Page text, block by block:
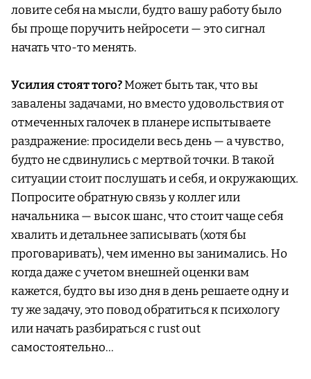
ловите себя на мысли, будто вашу работу было
бы проще поручить нейросети — это сигнал
начать что-то менять.
Усилия стоят того?Может быть так, что вы
завалены задачами, но вместо удовольствия от
отмеченных галочек в планере испытываете
раздражение: просидели весь день — а чувство,
будто не сдвинулись с мертвой точки. В такой
ситуации стоит послушать и себя, и окружающих.
Попросите обратную связь у коллег или
начальника — высок шанс, что стоит чаще себя
хвалить и детальнее записывать (хотя бы
проговаривать), чем именно вы занимались. Но
когда даже с учетом внешней оценки вам
кажется, будто вы изо дня в день решаете одну и
ту же задачу, это повод обратиться к психологу
или начать разбираться с rust out
самостоятельно…